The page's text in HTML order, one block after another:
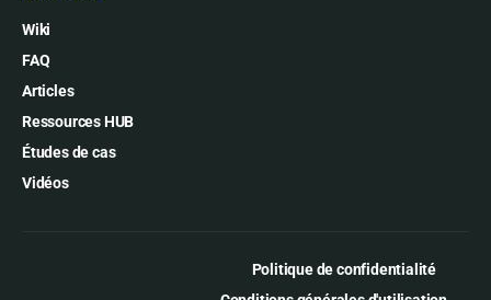
Wiki
FAQ
Articles
Ressources HUB
Études de cas
Vidéos
Politique de confidentialité